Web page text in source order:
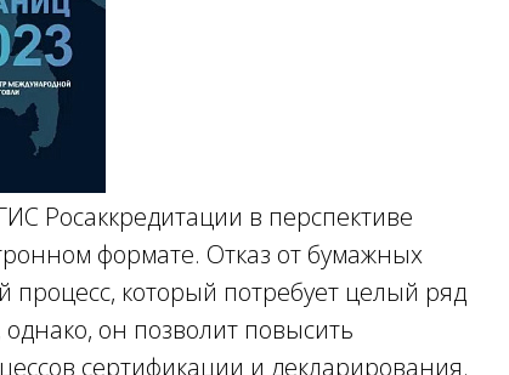
Росаккредитации в перспективе
формате. Отказ от бумажных
процесс, который потребует целый ряд
он позволит повысить
сертификации и декларирования.